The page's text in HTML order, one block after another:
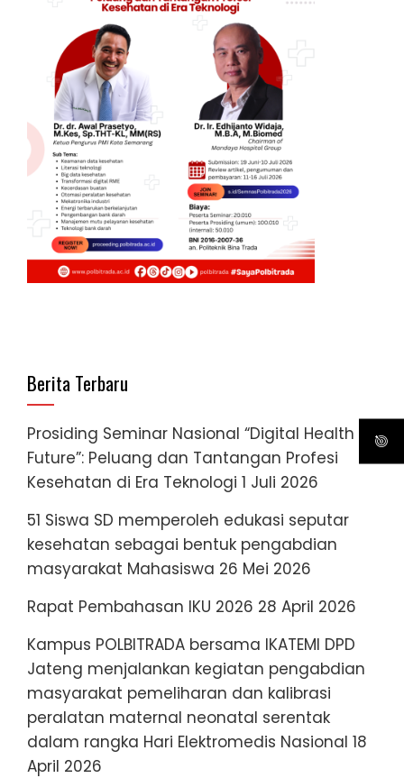
Berita Terbaru
Prosiding Seminar Nasional “Digital Health
Future”: Peluang dan Tantangan Profesi
Kesehatan di Era Teknologi 1 Juli 2026
51 Siswa SD memperoleh edukasi seputar
kesehatan sebagai bentuk pengabdian
masyarakat Mahasiswa 26 Mei 2026
Rapat Pembahasan IKU 2026 28 April 2026
Kampus POLBITRADA bersama IKATEMI DPD
Jateng menjalankan kegiatan pengabdian
masyarakat pemeliharan dan kalibrasi
peralatan maternal neonatal serentak
dalam rangka Hari Elektromedis Nasional 18
April 2026